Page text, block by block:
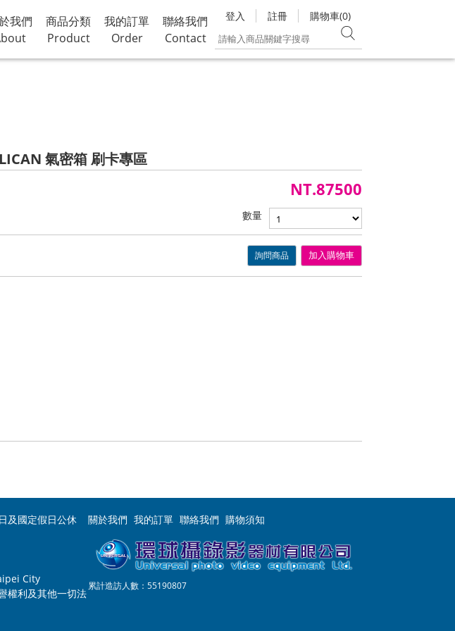
我們
商品分類
Product
我的訂單
Order
聯絡我們
Contact
登入 註冊 購物車(0)
氣密箱 刷卡專區
NT.87500
數量
詢問商品 加入購物車
及國定假日公休
City
權利及其他一切法
關於我們 我的訂單 聯絡我們 購物須知
累計造訪人數：55190807